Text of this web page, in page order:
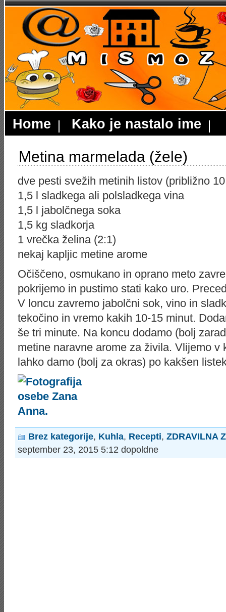
Home Kako je nastalo ime
Metina marmelada (žele)
dve pesti svežih metinih listov (približno
1,5 l sladkega ali polsladkega vina
1,5 l jabolčnega soka
1,5 kg sladkorja
1 vrečka želina (2:1)
nekaj kapljic metine arome
Očiščeno, osmukano in oprano meto
pokrijemo in pustimo stati kako uro.
V loncu zavremo jabolčni sok, vino in
tekočino in vremo kakih 10-15 minut.
še tri minute. Na koncu dodamo (bolj
metine naravne arome za živila. Vlijemo v
lahko damo (bolj za okras) po kakšen
Brez kategorije, Kuhla, Recepti, ZDRAVILNA
september 23, 2015 5:12 dopoldne